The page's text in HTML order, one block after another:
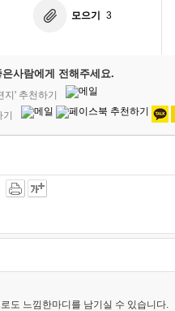
모으기 3
사람에게 전해주세요.
지' 추천하기
기
도 느낌한마디를 남기실 수 있습니다.